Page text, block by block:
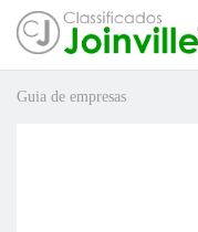
Guia de empresas